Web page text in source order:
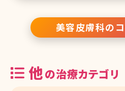
美容皮膚科の
他の治療カテゴリ